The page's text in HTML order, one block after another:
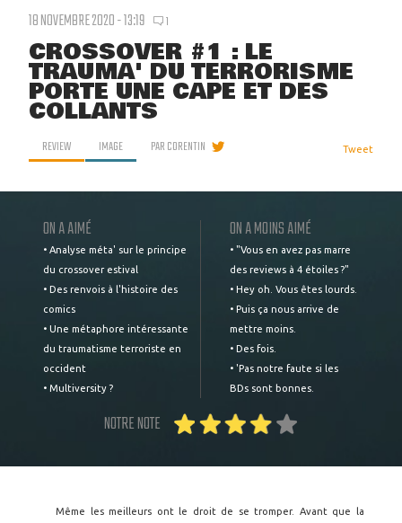
18 NOVEMBRE 2020 - 13:19 1
CROSSOVER #1 : LE
TRAUMA' DU TERRORISME
PORTE UNE CAPE ET DES
COLLANTS
REVIEW IMAGE PARCORENTIN Tweet
ON A AIMÉ
• Analyse méta' sur le principe
du crossover estival
• Des renvois à l'histoire des
comics
• Une métaphore intéressante
du traumatisme terroriste en
occident
• Multiversity ?
ON A MOINS AIMÉ
• "Vous en avez pas marre
des reviews à 4 étoiles ?"
• Hey oh. Vous êtes lourds.
• Puis ça nous arrive de
mettre moins.
• Des fois.
• 'Pas notre faute si les
BDs sont bonnes.
NOTRE NOTE
Même les meilleurs ont le droit de se tromper. Avant que la